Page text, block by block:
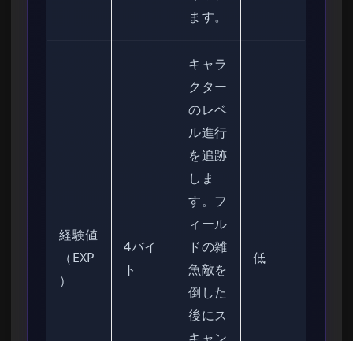
ます。
経験値
（EXP
）
4バイ
ト
キャラ
クター
のレベ
ル進行
を追跡
しま
す。フ
ィール
ドの雑
魚敵を
倒した
後にス
低